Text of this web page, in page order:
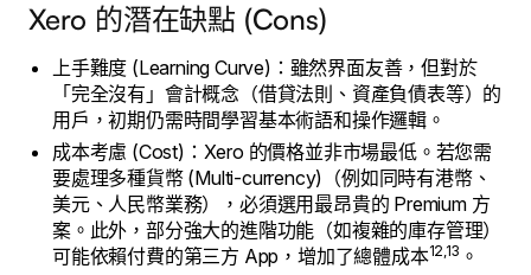
Xero 的潛在缺點 (Cons)
上手難度 (Learning Curve)：雖然界面友善，但對於
「完全沒有」會計概念（借貸法則、資產負債表等）的
用戶，初期仍需時間學習基本術語和操作邏輯。
成本考慮 (Cost)：Xero 的價格並非市場最低。若您需
要處理多種貨幣 (Multi-currency)（例如同時有港幣、
美元、人民幣業務），必須選用最昂貴的 Premium 方
案。此外，部分強大的進階功能（如複雜的庫存管理）
可能依賴付費的第三方 App，增加了總體成本12,13 。